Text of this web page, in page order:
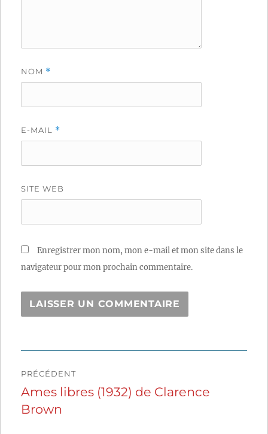
NOM *
E-MAIL *
SITE WEB
Enregistrer mon nom, mon e-mail et mon site dans le
navigateur pour mon prochain commentaire.
de
l’article
PRÉCÉDENT
Publication
précédente :
Ames libres (1932) de Clarence
Brown